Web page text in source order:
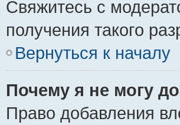
Свяжитесь с
получения такого
Вернуться к началу
Почему я не могу
Право добавления